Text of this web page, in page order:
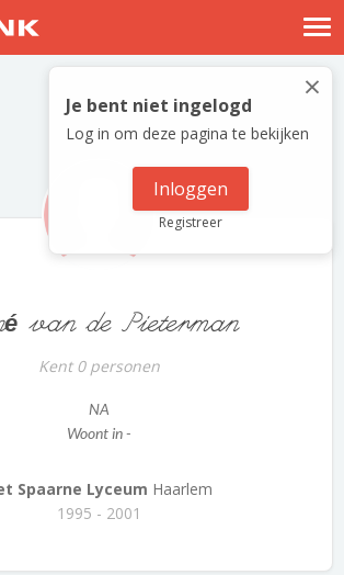
Nostalgische verhalen
Log in
Meld je gratis aan
×
Je bent niet ingelogd
Log in om deze pagina te bekijken
Inloggen
Registreer
van de Pieterman
Kent 0 personen
NA
Woont in -
Spaarne Lyceum Haarlem
1995 - 2001